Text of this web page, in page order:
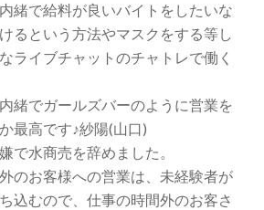
緒で給料が良いバイトをしたいな
るという方法やマスクをする等し
ライブチャットのチャトレで働く
緒でガールズバーのように営業を
最高です♪紗陽(山口)
で水商売を辞めました。
のお客様への営業は、未経験者が
込むので、仕事の時間外のお客さ